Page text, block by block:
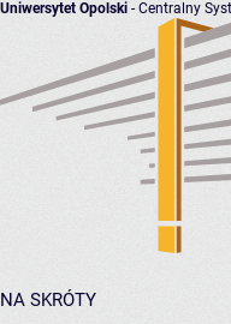
Uniwersytet Opolski - Centralny
NA SKRÓTY